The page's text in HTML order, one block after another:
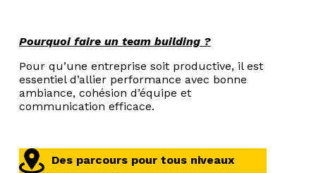
Pourquoi faire un team building ?
Pour qu’une entreprise soit productive, il est
essentiel d’allier performance avec bonne
ambiance, cohésion d’équipe et
communication efficace.
Des parcours pour tous niveaux